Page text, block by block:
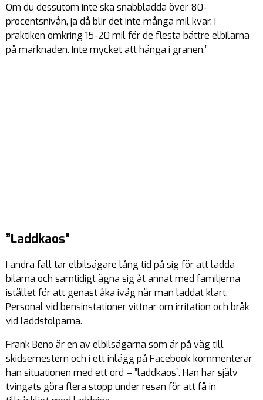
Om du dessutom inte ska snabbladda över 80-
procentsnivån, ja då blir det inte många mil kvar. I
praktiken omkring 15-20 mil för de flesta bättre elbilarna
på marknaden. Inte mycket att hänga i granen.”
”Laddkaos”
I andra fall tar elbilsägare lång tid på sig för att ladda
bilarna och samtidigt ägna sig åt annat med familjerna
istället för att genast åka iväg när man laddat klart.
Personal vid bensinstationer vittnar om irritation och bråk
vid laddstolparna.
Frank Beno är en av elbilsägarna som är på väg till
skidsemestern och i ett inlägg på Facebook kommenterar
han situationen med ett ord – ”laddkaos”. Han har själv
tvingats göra flera stopp under resan för att få in